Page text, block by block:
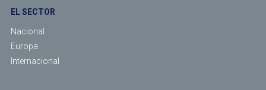
EL SECTOR
Nacional
Europa
Internacional